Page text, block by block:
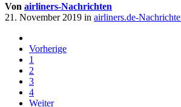
Von airliners-Nachrichten
21. November 2019 in airliners.de-
Vorherige
1
2
3
4
Weiter